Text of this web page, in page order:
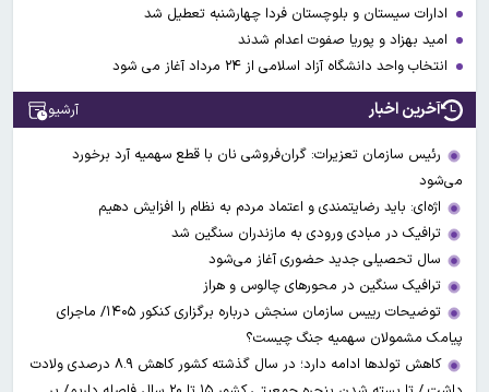
ادارات سیستان و بلوچستان فردا چهارشنبه تعطیل شد
امید بهزاد و پوریا صفوت اعدام شدند
انتخاب واحد دانشگاه آزاد اسلامی از ۲۴ مرداد آغاز می شود
آخرین اخبار آرشیو
رئیس سازمان تعزیرات: گران‌فروشی نان با قطع سهمیه آرد برخورد
می‌شود
اژه‌ای: باید رضایتمندی و اعتماد مردم به نظام را افزایش دهیم
ترافیک در مبادی ورودی به مازندران سنگین شد
سال تحصیلی جدید حضوری آغاز می‌شود
ترافیک سنگین در محورهای چالوس و هراز
توضیحات رییس سازمان سنجش درباره برگزاری کنکور ۱۴۰۵/ ماجرای
پیامک مشمولان سهمیه جنگ چیست؟
کاهش تولدها ادامه دارد؛ در سال گذشته کشور کاهش ۸.۹ درصدی ولادت